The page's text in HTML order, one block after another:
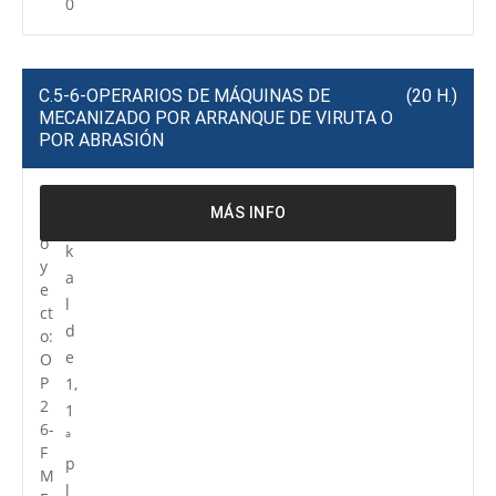
C.5-6-OPERARIOS DE MÁQUINAS DE
MECANIZADO POR ARRANQUE DE VIRUTA O
POR ABRASIÓN
(20 H.)
o
y
e
ct
o:
O
P
2
6-
F
M
k
a
l
d
e
1,
1
ª
p
l
MÁS INFO